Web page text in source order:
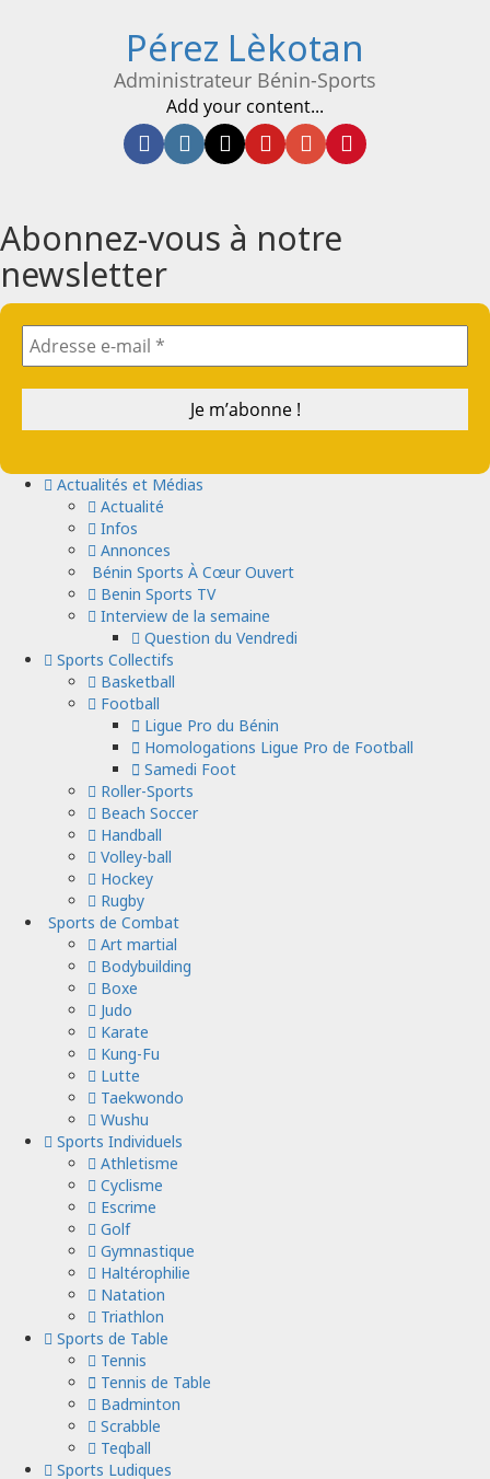
Pérez Lèkotan
Administrateur Bénin-Sports
Add your content...
Facebook
Instagram
TwitterYoutube
EmailWebsite
Abonnez-vous à notre
newsletter
Actualités et Médias
Actualité
Infos
Annonces
Bénin Sports À Cœur Ouvert
Benin Sports TV
Interview de la semaine
Question du Vendredi
Sports Collectifs
Basketball
Football
Ligue Pro du Bénin
Homologations Ligue Pro de Football
Samedi Foot
Roller-Sports
Beach Soccer
Handball
Volley-ball
Hockey
Rugby
Sports de Combat
Art martial
Bodybuilding
Boxe
Judo
Karate
Kung-Fu
Lutte
Taekwondo
Wushu
Sports Individuels
Athletisme
Cyclisme
Escrime
Golf
Gymnastique
Haltérophilie
Natation
Triathlon
Sports de Table
Tennis
Tennis de Table
Badminton
Scrabble
Teqball
Sports Ludiques